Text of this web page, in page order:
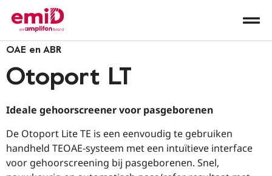
OAE en ABR
Otoport LT
Ideale gehoorscreener voor pasgeborenen
De Otoport Lite TE is een eenvoudig te gebruiken
handheld TEOAE-systeem met een intuïtieve interface
voor gehoorscreening bij pasgeborenen. Snel,